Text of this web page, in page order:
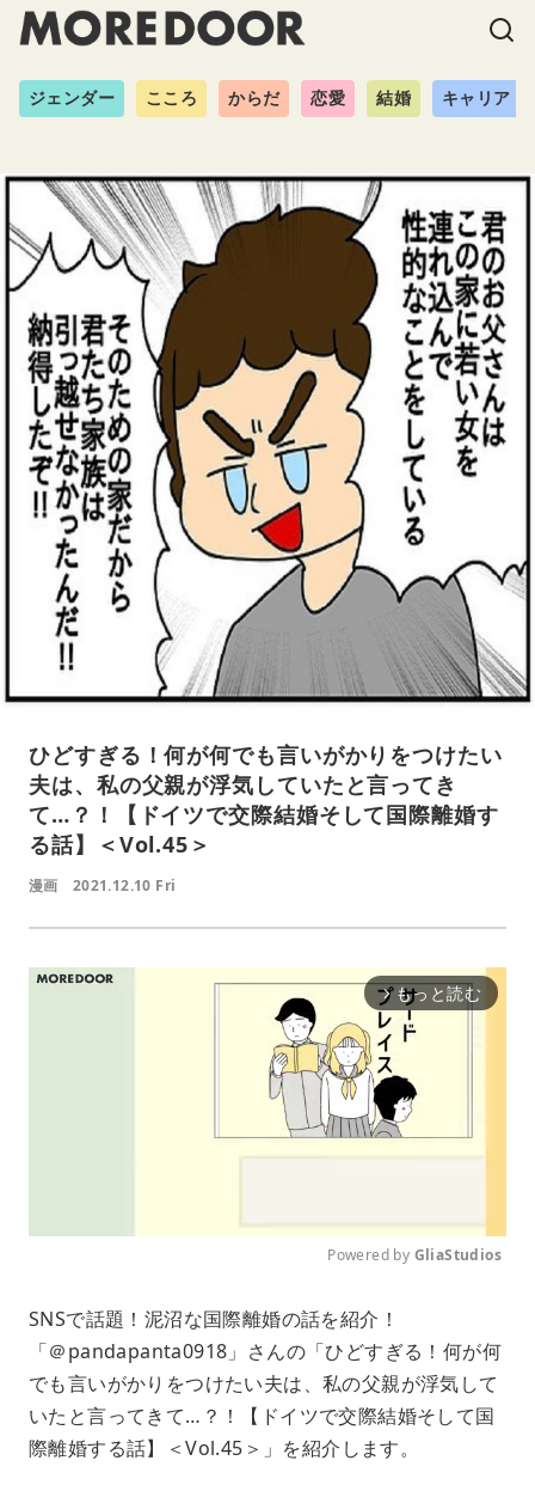
ジェンダー こころ からだ 恋愛 結婚 キャリア
ひどすぎる！何が何でも言いがかりをつけたい
夫は、私の父親が浮気していたと言ってき
て…？！【ドイツで交際結婚そして国際離婚す
る話】＜Vol.45＞
漫画 2021.12.10 Fri
arrow_forward_ios もっと読む
e
Powered by GliaStudios
SNSで話題！泥沼な国際離婚の話を紹介！
「＠pandapanta0918」さんの「ひどすぎる！何が何
でも言いがかりをつけたい夫は、私の父親が浮気して
いたと言ってきて…？！【ドイツで交際結婚そして国
際離婚する話】＜Vol.45＞」を紹介します。